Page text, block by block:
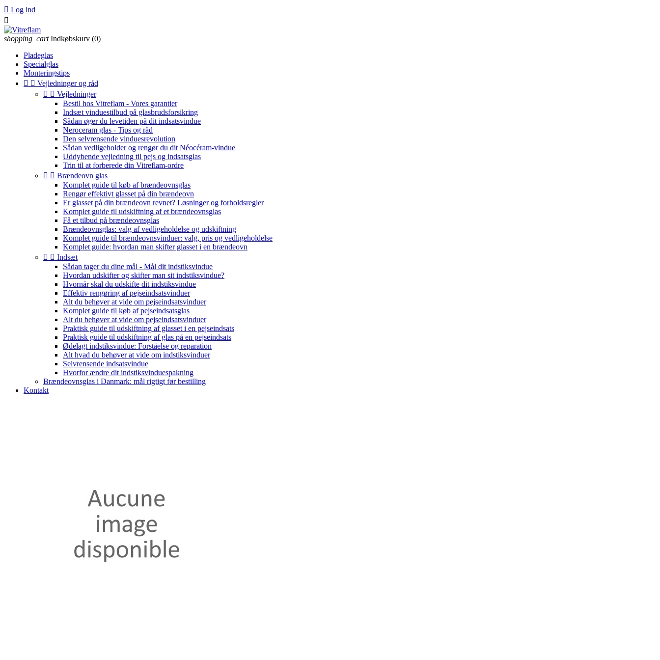
 Log ind

shopping_cart Indkøbskurv (0)
Pladeglas
Specialglas
Monteringstips
  Vejledninger og råd
  Vejledninger
Bestil hos Vitreflam - Vores garantier
Indsæt vinduestilbud på glasbrudsforsikring
Sådan øger du levetiden på dit indsatsvindue
Neroceram glas - Tips og råd
Den selvrensende vinduesrevolution
Sådan vedligeholder og rengør du dit Néocéram-vindue
Uddybende vejledning til pejs og indsatsglas
Trin til at forberede din Vitreflam-ordre
  Brændeovn glas
Komplet guide til køb af brændeovnsglas
Rengør effektivt glasset på din brændeovn
Er glasset på din brændeovn revnet? Løsninger og forholdsregler
Komplet guide til udskiftning af et brændeovnsglas
Få et tilbud på brændeovnsglas
Brændeovnsglas: valg af vedligeholdelse og udskiftning
Komplet guide til brændeovnsvinduer: valg, pris og vedligeholdelse
Komplet guide: hvordan man skifter glasset i en brændeovn
  Indsæt
Sådan tager du dine mål - Mål dit indstiksvindue
Hvordan udskifter og skifter man sit indstiksvindue?
Hvornår skal du udskifte dit indstiksvindue
Effektiv rengøring af pejseindsatsvinduer
Alt du behøver at vide om pejseindsatsvinduer
Komplet guide til køb af pejseindsatsglas
Alt du behøver at vide om pejseindsatsvinduer
Praktisk guide til udskiftning af glasset i en pejseindsats
Praktisk guide til udskiftning af glas på en pejseindsats
Ødelagt indstiksvindue: Forståelse og reparation
Alt hvad du behøver at vide om indstiksvinduer
Selvrensende indsatsvindue
Hvorfor ændre dit indstiksvinduespakning
Brændeovnsglas i Danmark: mål rigtigt før bestilling
Kontakt